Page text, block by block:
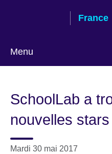
France
Menu
language
SchoolLab a
nouvelles stars
Mardi 30 mai 2017